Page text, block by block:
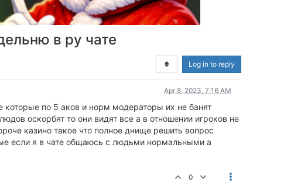
в ру чате
Log in to reply
Apr 8, 2023, 7:16 AM
которые по 5 аков и норм модераторы их не банят
оскорбят то они видят все а в отношении игроков не
казино такое что полное днище решить вопрос
если я в чате общаюсь с людьми нормальными а
0